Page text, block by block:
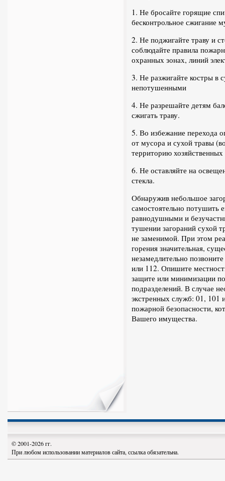
1. Не бросайте горящие
бесконтрольное сжигание
2. Не поджигайте траву и
соблюдайте правила
охранных зонах, линий
3. Не разжигайте костры в
непотушенными
4. Не разрешайте детям
сжигать траву.
5. Во избежание перехода
от мусора и сухой травы
территорию
6. Не оставляйте на
стекла.
Обнаружив небольшое
самостоятельно потушить
равнодушными и
тушении загораний сухой
не заменимой. При этом
горения значительная,
незамедлительно
или 112. Опишите
защите или минимизации
подразделений. В случае
экстренных служб: 01, 101
пожарной безопасности,
Вашего имущества.
© 2001-2026 гг.
При любом использовании материалов сайта, ссылка обязательна.